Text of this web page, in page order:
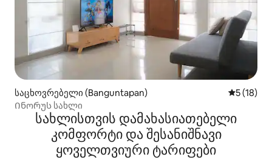
საცხოვრებელი (Banguntapan) საშუალო
5 (18)
Ინორუს სახლი
სახლისთვის დამახასიათებელი
კომფორტი და შესანიშნავი
ყოველთვიური ტარიფები